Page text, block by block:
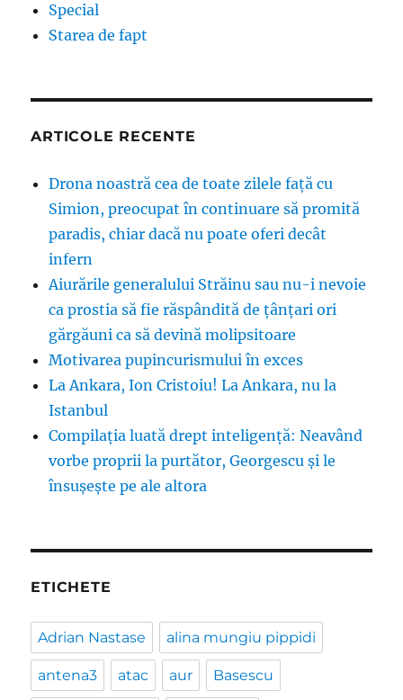
Special
Starea de fapt
ARTICOLE RECENTE
Drona noastră cea de toate zilele față cu
Simion, preocupat în continuare să promită
paradis, chiar dacă nu poate oferi decât
infern
Aiurările generalului Străinu sau nu-i nevoie
ca prostia să fie răspândită de țânțari ori
gărgăuni ca să devină molipsitoare
Motivarea pupincurismului în exces
La Ankara, Ion Cristoiu! La Ankara, nu la
Istanbul
Compilația luată drept inteligență: Neavând
vorbe proprii la purtător, Georgescu și le
însușește pe ale altora
ETICHETE
Adrian Nastase alina mungiu pippidi
antena3 atac aur Basescu